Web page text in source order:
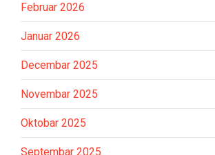
Februar 2026
Januar 2026
Decembar 2025
Novembar 2025
Oktobar 2025
Septembar 2025